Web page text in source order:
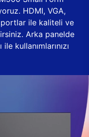
HDMI, VGA,
portlar ile kaliteli ve
Arka panelde
kullanımlarınızı